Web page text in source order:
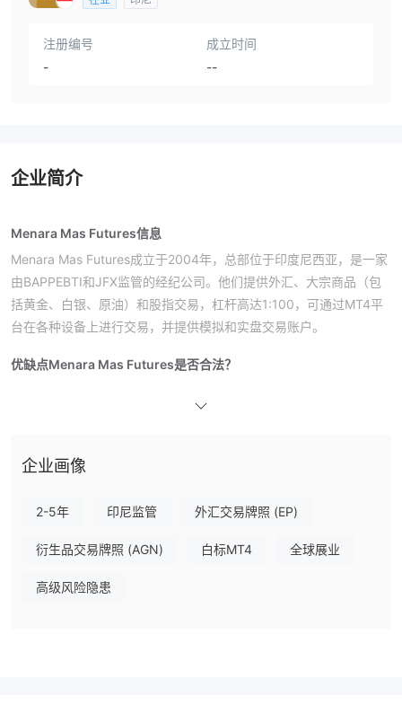
注册编号
-
成立时间
--
企业简介
Menara Mas Futures信息
Menara Mas Futures成立于2004年，总部位于印度尼西亚，是一家
由BAPPEBTI和JFX监管的经纪公司。他们提供外汇、大宗商品（包
括黄金、白银、原油）和股指交易，杠杆高达1:100，可通过MT4平
台在各种设备上进行交易，并提供模拟和实盘交易账户。
优缺点Menara Mas Futures是否合法？
易所（JFX）颁发的零售外汇牌照。
Menara Mas Futures 提供
数。他们的大宗商品交易在雅加达期货交易所（JFX）执行。
Menara Mas Futures 提供
企业画像
2-5年 印尼监管 外汇交易牌照 (EP)
衍生品交易牌照 (AGN) 白标MT4 全球展业
高级风险隐患